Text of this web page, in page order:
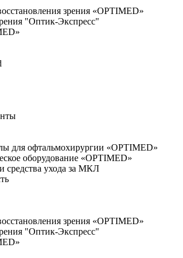
зрения «OPTIMED»
"Оптик-Экспресс"
для офтальмохирургии «OPTIMED»
оборудование «OPTIMED»
средства ухода за МКЛ
зрения «OPTIMED»
"Оптик-Экспресс"